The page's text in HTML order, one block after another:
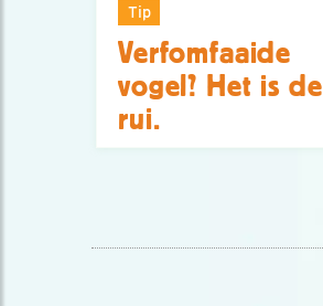
Tip
Verfomfaaide
vogel? Het is de
rui.